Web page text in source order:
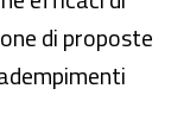
di proposte